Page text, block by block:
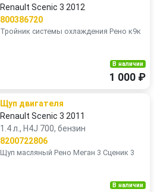
Renault Scenic 3 2012
800386720
Тройник системы охлаждения Рено к9к
В наличии
1 000 ₽
Щуп двигателя
Renault Scenic 3 2011
1.4 л., H4J 700, бензин
8200722806
Щуп масляный Рено Меган 3 Сценик 3
В наличии